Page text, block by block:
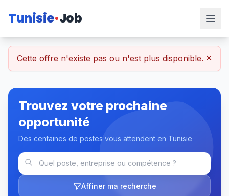
Tunisie Job
Cette offre n'existe pas ou n'est plus disponible. ×
Trouvez votre prochaine
opportunité
Des centaines de postes vous attendent en Tunisie
Affiner ma recherche